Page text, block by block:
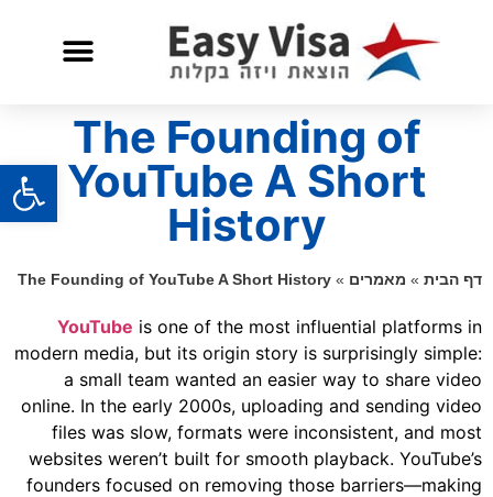
The Founding of
YouTube A Short
History
דף הבית » מאמרים »
The Founding of YouTube A Short History
YouTube is one of the most influential platforms in
modern media, but its origin story is surprisingly simple:
a small team wanted an easier way to share video
online. In the early 2000s, uploading and sending video
files was slow, formats were inconsistent, and most
websites weren’t built for smooth playback. YouTube’s
founders focused on removing those barriers—making